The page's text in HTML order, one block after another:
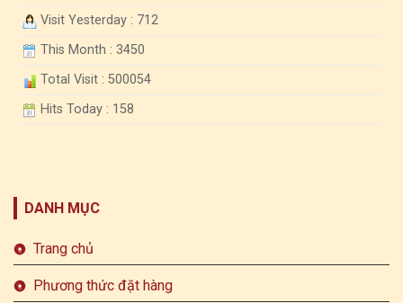
Visit Yesterday : 712
This Month : 3450
Total Visit : 500054
Hits Today : 158
DANH MỤC
Trang chủ
Phương thức đặt hàng